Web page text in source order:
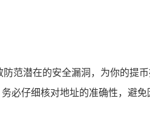
范潜在的安全漏洞，为你的提币
必仔细核对地址的准确性，避